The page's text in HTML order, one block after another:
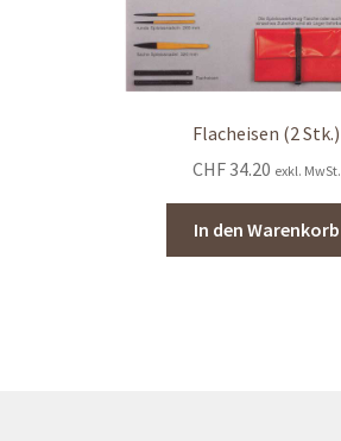
Flacheisen (2 Stk.)
CHF34.20 exkl. MwSt.
In den Warenkorb